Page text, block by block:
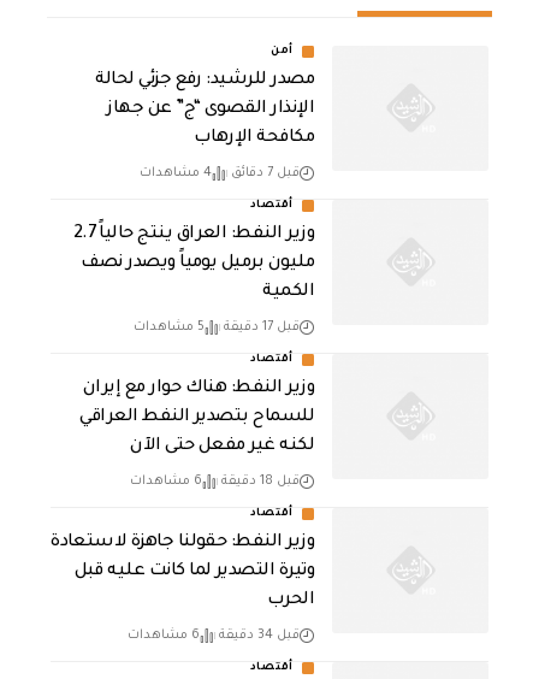
أمن
مصدر للرشيد: رفع جزئي لحالة
الإنذار القصوى “ج” عن جهاز
مكافحة الإرهاب
قبل 7 دقائق 4 مشاهدات
أقتصاد
وزير النفط: العراق ينتج حالياً 2.7
مليون برميل يومياً ويصدر نصف
الكمية
قبل 17 دقيقة 5 مشاهدات
أقتصاد
وزير النفط: هناك حوار مع إيران
للسماح بتصدير النفط العراقي
لكنه غير مفعل حتى الآن
قبل 18 دقيقة 6 مشاهدات
أقتصاد
وزير النفط: حقولنا جاهزة لاستعادة
وتيرة التصدير لما كانت عليه قبل
الحرب
قبل 34 دقيقة 6 مشاهدات
أقتصاد